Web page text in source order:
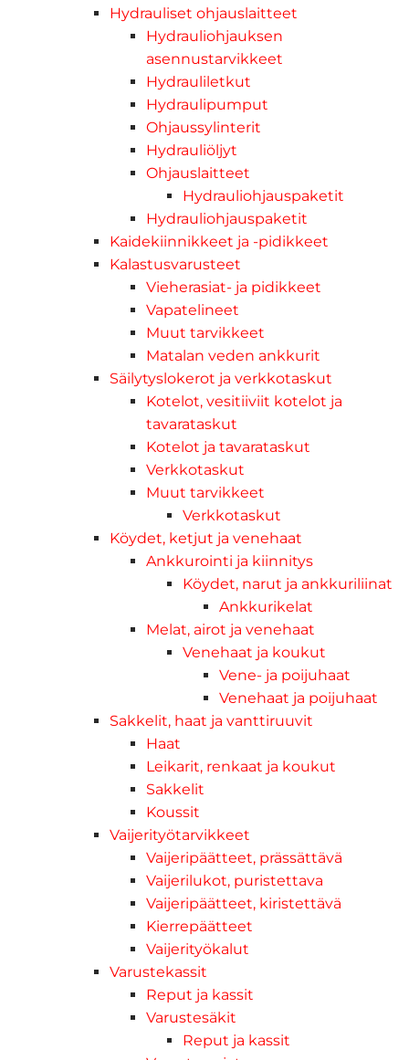
Hydrauliset ohjauslaitteet
Hydrauliohjauksen
asennustarvikkeet
Hydrauliletkut
Hydraulipumput
Ohjaussylinterit
Hydrauliöljyt
Ohjauslaitteet
Hydrauliohjauspaketit
Hydrauliohjauspaketit
Kaidekiinnikkeet ja -pidikkeet
Kalastusvarusteet
Vieherasiat- ja pidikkeet
Vapatelineet
Muut tarvikkeet
Matalan veden ankkurit
Säilytyslokerot ja verkkotaskut
Kotelot, vesitiiviit kotelot ja
tavarataskut
Kotelot ja tavarataskut
Verkkotaskut
Muut tarvikkeet
Verkkotaskut
Köydet, ketjut ja venehaat
Ankkurointi ja kiinnitys
Köydet, narut ja ankkuriliinat
Ankkurikelat
Melat, airot ja venehaat
Venehaat ja koukut
Vene- ja poijuhaat
Venehaat ja poijuhaat
Sakkelit, haat ja vanttiruuvit
Haat
Leikarit, renkaat ja koukut
Sakkelit
Koussit
Vaijerityötarvikkeet
Vaijeripäätteet, prässättävä
Vaijerilukot, puristettava
Vaijeripäätteet, kiristettävä
Kierrepäätteet
Vaijerityökalut
Varustekassit
Reput ja kassit
Varustesäkit
Reput ja kassit